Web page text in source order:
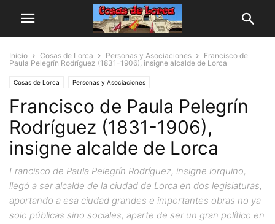
Inicio Cosas de Lorca Personas y Asociaciones
Francisco de
Paula Pelegrín Rodríguez (1831-1906), insigne alcalde de Lorca
Cosas de Lorca Personas y Asociaciones
Francisco de Paula Pelegrín
Rodríguez (1831-1906),
insigne alcalde de Lorca
Francisco de Paula Pelegrín Rodríguez, insigne lorquino,
llegó a ser alcalde de la ciudad de Lorca en dos legislaturas,
aportando a esa ciudad grandes e importantes obras no ya
solo públicas sino sociales, aparte de ser un gran político en